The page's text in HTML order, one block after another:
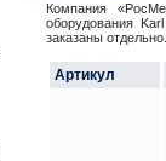
Компания
оборудования
заказаны отдельно.
Артикул